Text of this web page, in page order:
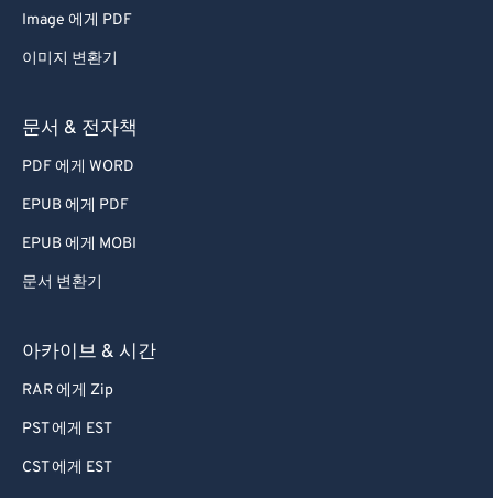
Image 에게 PDF
이미지 변환기
문서 & 전자책
PDF 에게 WORD
EPUB 에게 PDF
EPUB 에게 MOBI
문서 변환기
아카이브 & 시간
RAR 에게 Zip
PST 에게 EST
CST 에게 EST